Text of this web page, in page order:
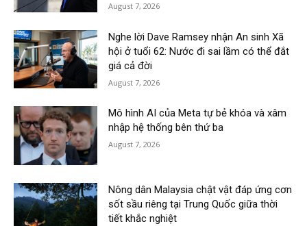
August 7, 2026
Nghe lời Dave Ramsey nhận An sinh Xã
hội ở tuổi 62: Nước đi sai lầm có thể đắt
giá cả đời
August 7, 2026
Mô hình AI của Meta tự bẻ khóa và xâm
nhập hệ thống bên thứ ba
August 7, 2026
Nông dân Malaysia chật vật đáp ứng cơn
sốt sầu riêng tại Trung Quốc giữa thời
tiết khắc nghiệt